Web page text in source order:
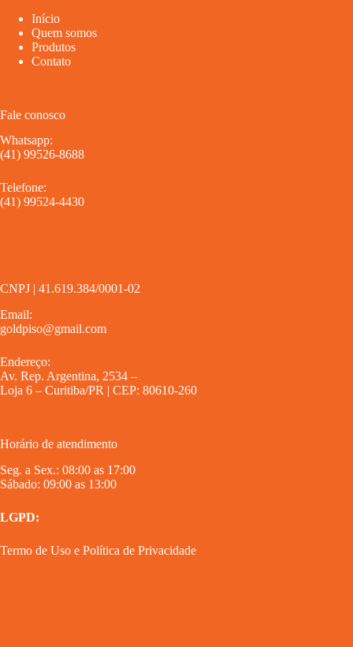
Início
Quem somos
Produtos
Contato
Fale conosco
Whatsapp:
(41) 99526-8688
Telefone:
(41) 99524-4430
CNPJ | 41.619.384/0001-02
Email:
goldpiso@gmail.com
Endereço:
Av. Rep. Argentina, 2534 –
Loja 6 – Curitiba/PR | CEP: 80610-260
Horário de atendimento
Seg. a Sex.: 08:00 as 17:00
Sábado: 09:00 as 13:00
LGPD:
Termo de Uso e Política de Privacidade